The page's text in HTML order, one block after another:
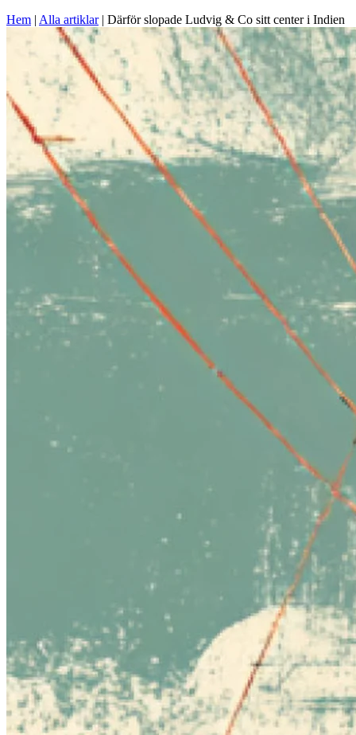
Hem | Alla artiklar| Därför slopade Ludvig & Co sitt center i Indien